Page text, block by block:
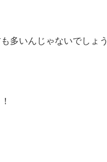
多いんじゃないでしょう